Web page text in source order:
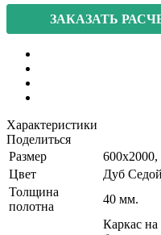
ЗАКАЗАТЬ
Характеристики
Поделиться
Размер
Цвет
Дуб Седой
Толщина
полотна
40 мм.
Каркас